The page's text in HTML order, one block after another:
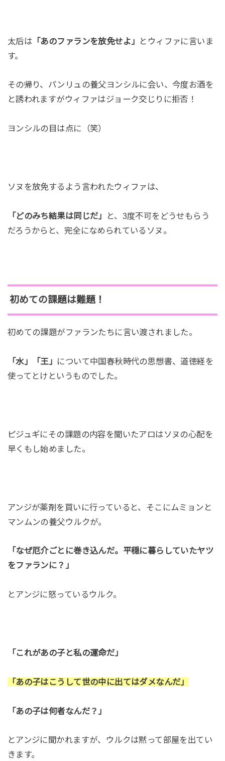
太后は 「あのファランを放免せよ」
とウィファに言いま
す。
その帰り、パンリュの養父ヨンシルに会い、今度お酒を
と誘われますがウィファはジョーク交じりに拒否！
ヨンシルの目は点に（笑）
ソヌを放免するよう言われたウィファは、
「どのみち結果は同じだ」
と、3度不可をどうせもらう
だろうからと、完全になめられているソヌ。
初めての課題は難題！
初めての課題がファランたちに言い渡されました。
「水」「王」 について中国春秋時代の思想書、道徳経を
使ってとけというものでした。
ピジュギにその課題の内容を聞いたアロはソヌの心配を
早くもし始めました。
アンジが薬剤を買いに行っていると、そこにムミョンと
マンムンの養父ウルクが。
「なぜ厄介ごとに巻き込んだ。平穏に暮らしていたヤツ
をファランに？」
とアンジに怒っているウルク。
「これがあの子と私の運命だ」
「あの子はこうして世の中に出てはダメなんだ」
「あの子は何者なんだ？」
とアンジに聞かれますが、ウルクは黙って部屋を出てい
きます。